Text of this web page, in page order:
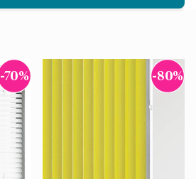
-70% -80%